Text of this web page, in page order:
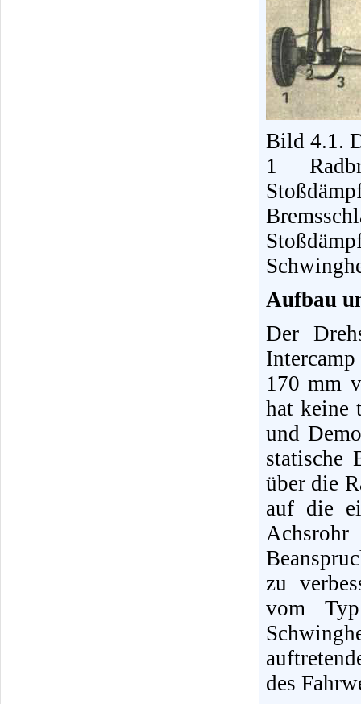
Bild 4.1.
1
Aufbau
Der
170 mm
hat keine
und
statische
über die
auf die
zu
vom
des